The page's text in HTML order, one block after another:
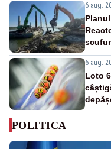
6 aug.
6 aug.
Loto
POLITICA